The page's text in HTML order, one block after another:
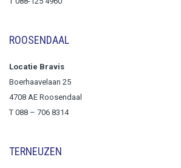
ROOSENDAAL
Locatie Bravis
Boerhaavelaan 25
4708 AE Roosendaal
T 088 – 706 8314
TERNEUZEN